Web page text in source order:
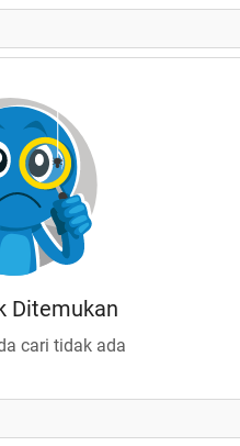
Ditemukan
cari tidak ada